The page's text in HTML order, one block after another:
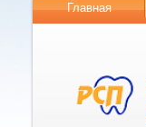
Главная